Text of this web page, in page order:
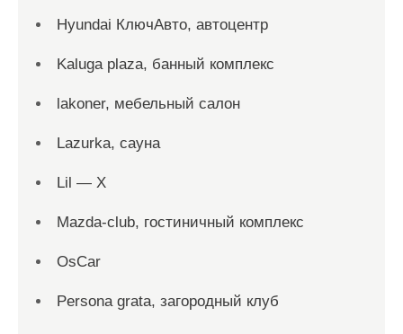
Hyundai КлючАвто, автоцентр
Kaluga plaza, банный комплекс
lakoner, мебельный салон
Lazurka, сауна
Lil — X
Mazda-club, гостиничный комплекс
OsCar
Persona grata, загородный клуб